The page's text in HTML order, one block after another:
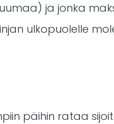
ja jonka
ulkopuolelle
päihin rataa